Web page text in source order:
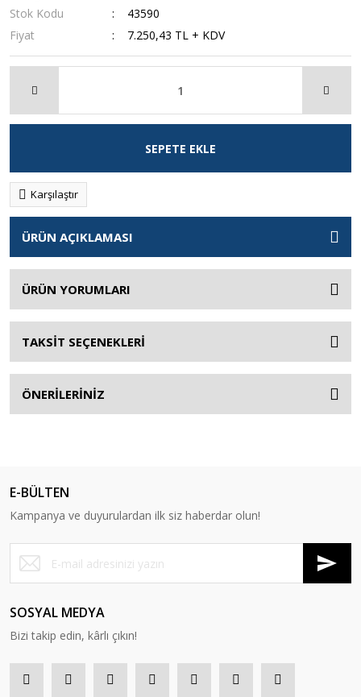
Stok Kodu
43590
Fiyat
7.250,43 TL + KDV
SEPETE EKLE
Karşılaştır
ÜRÜN AÇIKLAMASI
ÜRÜN YORUMLARI
TAKSİT SEÇENEKLERİ
ÖNERİLERİNİZ
E-BÜLTEN
Kampanya ve duyurulardan ilk siz haberdar olun!
SOSYAL MEDYA
Bizi takip edin, kârlı çıkın!